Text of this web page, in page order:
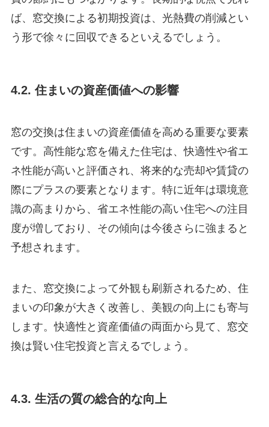
ば、窓交換による初期投資は、光熱費の削減とい
う形で徐々に回収できるといえるでしょう。
4.2. 住まいの資産価値への影響
窓の交換は住まいの資産価値を高める重要な要素
です。高性能な窓を備えた住宅は、快適性や省エ
ネ性能が高いと評価され、将来的な売却や賃貸の
際にプラスの要素となります。特に近年は環境意
識の高まりから、省エネ性能の高い住宅への注目
度が増しており、その傾向は今後さらに強まると
予想されます。
また、窓交換によって外観も刷新されるため、住
まいの印象が大きく改善し、美観の向上にも寄与
します。快適性と資産価値の両面から見て、窓交
換は賢い住宅投資と言えるでしょう。
4.3. 生活の質の総合的な向上